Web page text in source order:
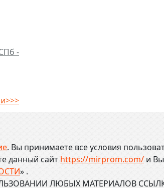
-
. Вы принимаете все условия
данный сайт https://mirprom.com/ и
» .
ЛЮБЫХ МАТЕРИАЛОВ